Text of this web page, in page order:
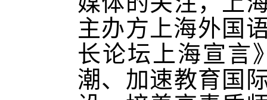
主办方上海外国
长论坛上海宣言
潮、加速教育国